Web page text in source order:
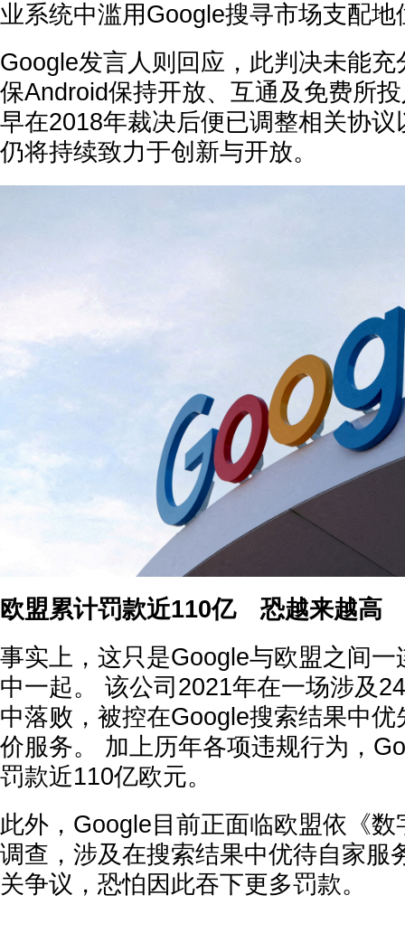
业系统中滥用Google搜寻市场支配地
Google发言人则回应，此判决未能
保Android保持开放、互通及免费所
早在2018年裁决后便已调整相关协
仍将持续致力于创新与开放。
欧盟累计罚款近110亿 恐越来越高
事实上，这只是Google与欧盟之间
中一起。 该公司2021年在一场涉及
中落败，被控在Google搜索结果中
价服务。 加上历年各项违规行为，
罚款近110亿欧元。
此外，Google目前正面临欧盟依《
调查，涉及在搜索结果中优待自家服
关争议，恐怕因此吞下更多罚款。